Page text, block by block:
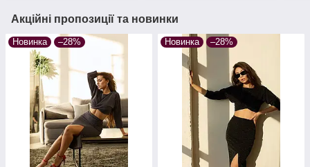
Акційні пропозиції та новинки
Новинка –28% Новинка –28%